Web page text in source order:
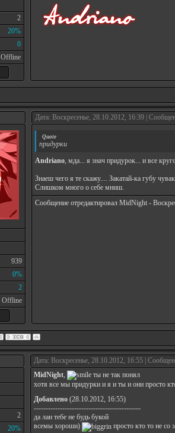
2
20%
0
Offline
939
0%
2
Offline
Дата: Воскресенье, 28.10.2012, 16:39 |
Quote
придурки
Andriano, мда... я знач придурок... и все
Знаеш чего я те скажу.... Закатай-ка губу
Слишком много о себе мниш.
Сообщение отредактировал MidNight -
2
20%
Дата: Воскресенье, 28.10.2012, 16:55 |
MidNight,
ты не так понял
хотя все мы придурки и я и ты и они просто
Добавлено (28.10.2012, 16:55)
---------------------------------------------
да лан тебе не будь букой
всемы хороши)
просто кто то не со